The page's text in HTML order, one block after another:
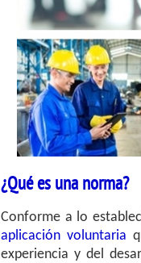
¿Qué es una norma?
Conforme a lo
aplicación voluntaria
experiencia y del